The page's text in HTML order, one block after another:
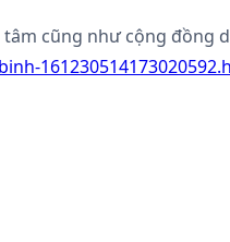
cũng như cộng đồng